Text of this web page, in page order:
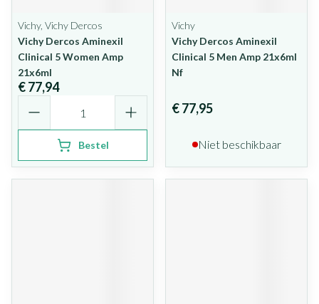
Vichy, Vichy Dercos
Vichy Dercos Aminexil
Clinical 5 Women Amp
21x6ml
€ 77,94
Bestel
Vichy
Vichy Dercos Aminexil
Clinical 5 Men Amp 21x6ml
Nf
€ 77,95
Niet beschikbaar